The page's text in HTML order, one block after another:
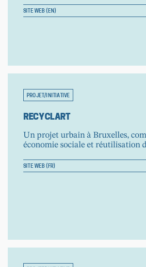
SITE WEB (EN)
PROJET/INITIATIVE
RECYCLART
Un projet urbain à Bruxelles,
économie sociale et réutilisation
SITE WEB (FR)